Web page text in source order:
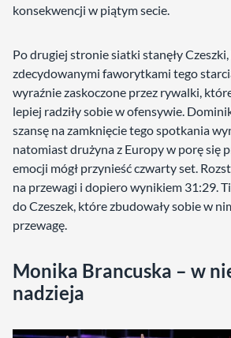
konsekwencji w piątym secie.
Po drugiej stronie siatki stanęły
zdecydowanymi faworytkami tego
wyraźnie zaskoczone przez rywalki,
lepiej radziły sobie w ofensywie.
szansę na zamknięcie tego spotkania
natomiast drużyna z Europy w porę się
emocji mógł przynieść czwarty set.
na przewagi i dopiero wynikiem 31:29.
do Czeszek, które zbudowały sobie w
przewagę.
Monika Brancuska – w
nadzieja